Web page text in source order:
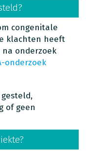
congenitale
klachten heeft
onderzoek
onderzoek
of geen